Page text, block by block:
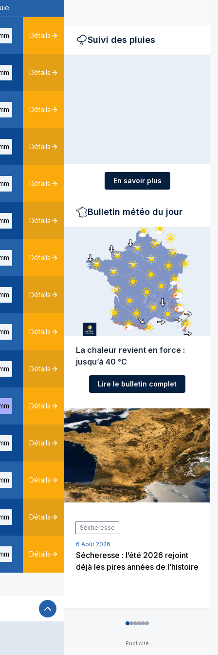
Détails
Détails
Détails
Détails
Détails
Détails
Détails
Détails
Détails
Détails
Détails
Détails
Détails
Détails
Détails
Suivi des pluies
En savoir plus
Bulletin météo du jour
La chaleur revient en force :
jusqu’à 40 °C
Lire le bulletin complet
Sécheresse
6 Août 2026
Sécheresse : l’été 2026 rejoint
déjà les pires années de l’histoire